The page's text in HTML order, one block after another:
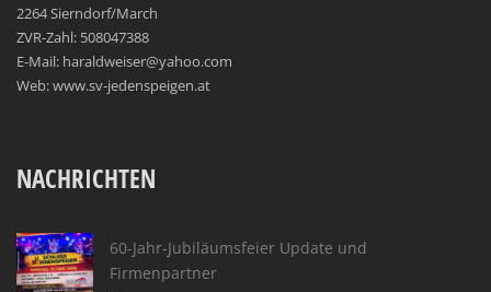
2264 Sierndorf/March
ZVR-Zahl: 508047388
E-Mail: haraldweiser@yahoo.com
Web: www.sv-jedenspeigen.at
NACHRICHTEN
60-Jahr-Jubiläumsfeier Update und
Firmenpartner